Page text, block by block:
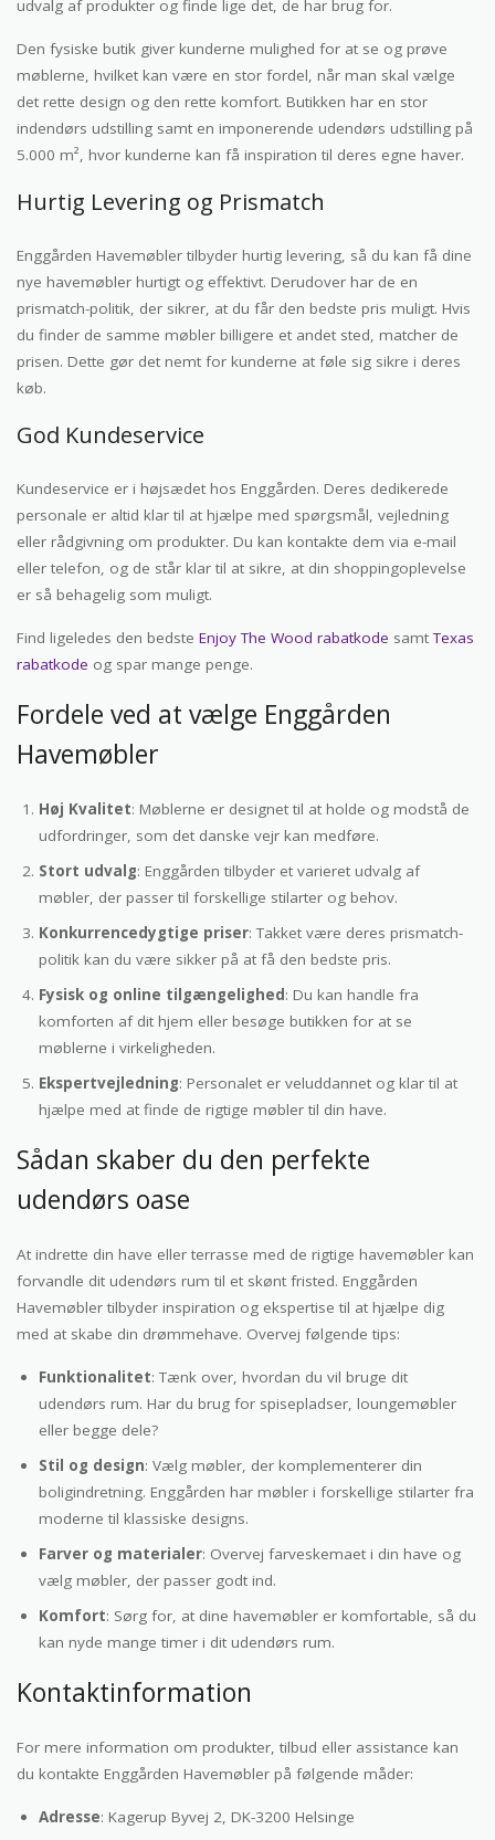
udvalg af produkter og finde lige det, de har brug for.
Den fysiske butik giver kunderne mulighed for at se og prøve
møblerne, hvilket kan være en stor fordel, når man skal vælge
det rette design og den rette komfort. Butikken har en stor
indendørs udstilling samt en imponerende udendørs udstilling på
5.000 m², hvor kunderne kan få inspiration til deres egne haver.
Hurtig Levering og Prismatch
Enggården Havemøbler tilbyder hurtig levering, så du kan få dine
nye havemøbler hurtigt og effektivt. Derudover har de en
prismatch-politik, der sikrer, at du får den bedste pris muligt. Hvis
du finder de samme møbler billigere et andet sted, matcher de
prisen. Dette gør det nemt for kunderne at føle sig sikre i deres
køb.
God Kundeservice
Kundeservice er i højsædet hos Enggården. Deres dedikerede
personale er altid klar til at hjælpe med spørgsmål, vejledning
eller rådgivning om produkter. Du kan kontakte dem via e-mail
eller telefon, og de står klar til at sikre, at din shoppingoplevelse
er så behagelig som muligt.
Find ligeledes den bedste Enjoy The Wood rabatkode samtTexas
rabatkode og spar mange penge.
Fordele ved at vælge Enggården
Havemøbler
Høj Kvalitet: Møblerne er designet til at holde og modstå de
udfordringer, som det danske vejr kan medføre.
Stort udvalg: Enggården tilbyder et varieret udvalg af
møbler, der passer til forskellige stilarter og behov.
Konkurrencedygtige priser: Takket være deres prismatch-
politik kan du være sikker på at få den bedste pris.
Fysisk og online tilgængelighed: Du kan handle fra
komforten af dit hjem eller besøge butikken for at se
møblerne i virkeligheden.
Ekspertvejledning: Personalet er veluddannet og klar til at
hjælpe med at finde de rigtige møbler til din have.
Sådan skaber du den perfekte
udendørs oase
At indrette din have eller terrasse med de rigtige havemøbler kan
forvandle dit udendørs rum til et skønt fristed. Enggården
Havemøbler tilbyder inspiration og ekspertise til at hjælpe dig
med at skabe din drømmehave. Overvej følgende tips:
Funktionalitet: Tænk over, hvordan du vil bruge dit
udendørs rum. Har du brug for spisepladser, loungemøbler
eller begge dele?
Stil og design: Vælg møbler, der komplementerer din
boligindretning. Enggården har møbler i forskellige stilarter fra
moderne til klassiske designs.
Farver og materialer: Overvej farveskemaet i din have og
vælg møbler, der passer godt ind.
Komfort: Sørg for, at dine havemøbler er komfortable, så du
kan nyde mange timer i dit udendørs rum.
Kontaktinformation
For mere information om produkter, tilbud eller assistance kan
du kontakte Enggården Havemøbler på følgende måder:
Adresse: Kagerup Byvej 2, DK-3200 Helsinge